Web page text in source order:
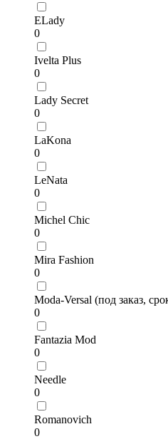
ELady
0
Ivelta Plus
0
Lady Secret
0
LaKona
0
LeNata
0
Michel Chic
0
Mira Fashion
0
Moda-Versal (под заказ,
0
Fantazia Mod
0
Needle
0
Romanovich
0